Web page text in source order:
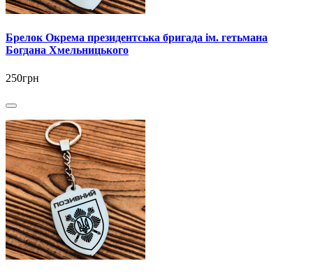
Брелок Окрема президентська бригада ім. гетьмана
Богдана Хмельницького
250грн